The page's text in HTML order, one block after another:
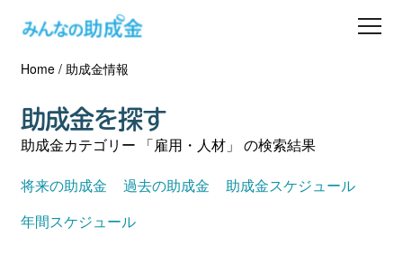
助成金を探す
士業の方へ
助成金コラム
専門家一覧
Home/ 助成金情報
助成金を探す
助成金カテゴリー 「雇用・人材」 の検索結果
将来の助成金
過去の助成金
助成金スケジュール
年間スケジュール